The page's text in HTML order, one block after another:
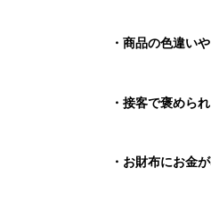
・商品の色違い
・接客で褒めら
・お財布にお金